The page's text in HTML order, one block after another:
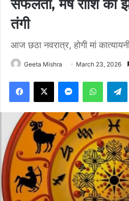
सफलता, मेष राशि को
तंगी
आज छठा नवरात्र, होगी मां
Geeta Mishra March 23, 2026
Facebook
X Messenger